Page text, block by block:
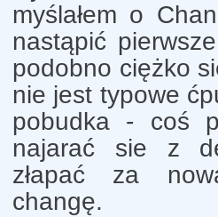
myślałem o
nastąpić
podobno ciężko
nie jest typowe
pobudka - coś
najarać sie z
złapać za
changę.